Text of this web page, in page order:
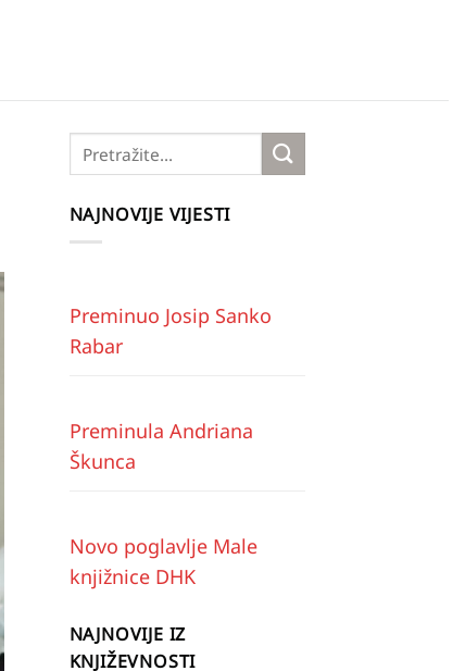
NAJNOVIJE VIJESTI
Preminuo Josip Sanko
Rabar
Preminula Andriana
Škunca
Novo poglavlje Male
knjižnice DHK
NAJNOVIJE IZ
KNJIŽEVNOSTI